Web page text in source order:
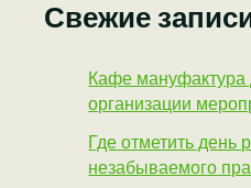
Свежие
Кафе мануфактура
организации
Где отметить день
незабываемого